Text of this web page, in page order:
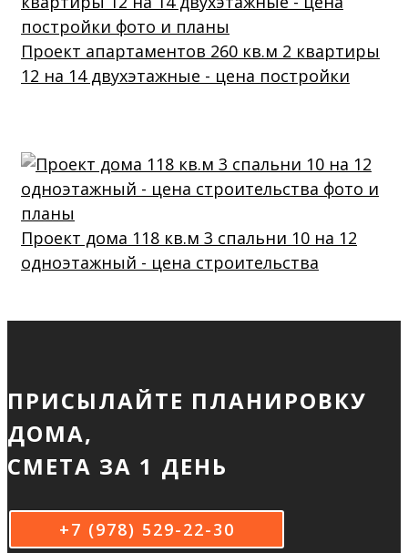
Проект апартаментов 260 кв.м 2 квартиры
12 на 14 двухэтажные - цена постройки
Проект дома 118 кв.м 3 спальни 10 на 12
одноэтажный - цена строительства
ПРИСЫЛАЙТЕ ПЛАНИРОВКУ
ДОМА,
СМЕТА ЗА 1 ДЕНЬ
+7 (978) 529-22-30